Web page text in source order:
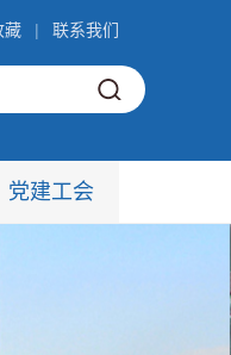
藏 | 联系我们
党建工会